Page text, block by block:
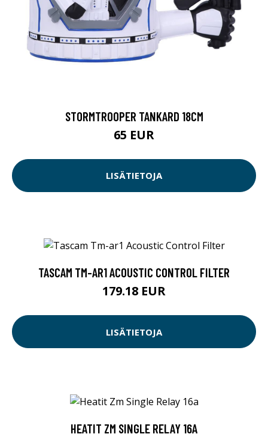
STORMTROOPER TANKARD 18CM
65 EUR
LISÄTIETOJA
TASCAM TM-AR1 ACOUSTIC CONTROL FILTER
179.18 EUR
LISÄTIETOJA
HEATIT ZM SINGLE RELAY 16A